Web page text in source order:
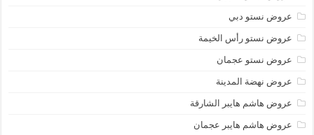
عروض نستو دبي
عروض نستو رأس الخيمة
عروض نستو عجمان
عروض نهضة المدينة
عروض هاشم هايبر الشارقة
عروض هاشم هايبر عجمان